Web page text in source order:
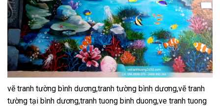
vẽ tranh tường bình dương,tranh tường bình dương,vẽ tranh
tường tại bình dương,tranh tuong binh duong,ve tranh tuong